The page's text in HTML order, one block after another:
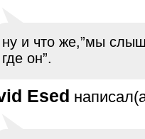
ну и что же,”мы
где он”.
Esed